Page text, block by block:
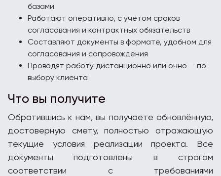
базами
Работают оперативно, с учётом сроков
согласования и контрактных обязательств
Составляют документы в формате, удобном для
согласования и сопровождения
Проводят работу дистанционно или очно — по
выбору клиента
Что вы получите
Обратившись к нам, вы получаете обновлённую,
достоверную смету, полностью отражающую
текущие условия реализации проекта. Все
документы подготовлены в строгом
соответствии с требованиями